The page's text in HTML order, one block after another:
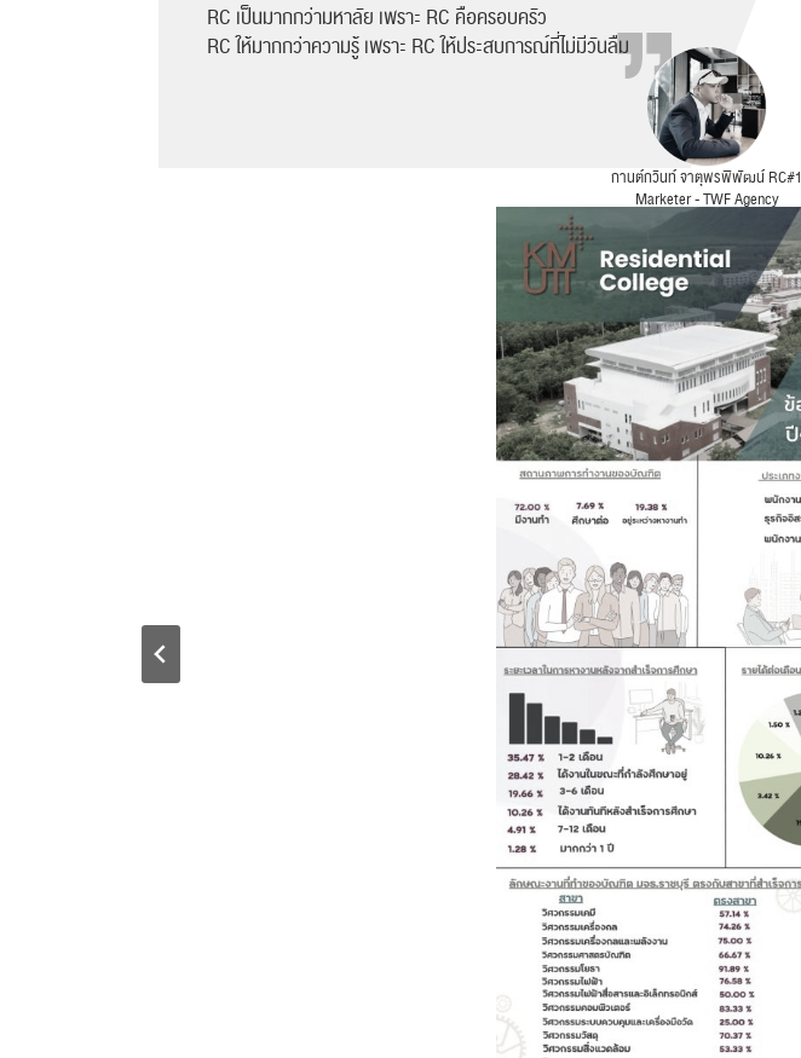
RC เป็นมากกว่ามหาลัย เพราะ RC คือครอบครัว
RC ให้มากกว่าความรู้ เพราะ RC ให้ประสบการณ์ที่ไม่มีวันลืม
กานต์กวินท์ จาตุพรพิพัฒน์ RC#1
Marketer - TWF Agency